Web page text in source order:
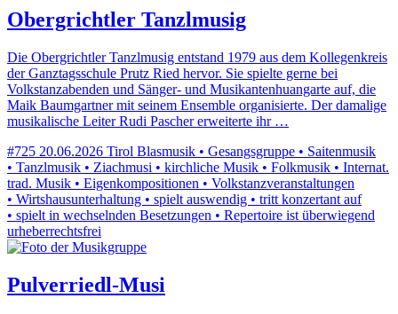
Obergrichtler Tanzlmusig
Die Obergrichtler Tanzlmusig entstand 1979 aus dem Kollegenkreis
der Ganztagsschule Prutz Ried hervor. Sie spielte gerne bei
Volkstanzabenden und Sänger- und Musikantenhuangarte auf, die
Maik Baumgartner mit seinem Ensemble organisierte. Der damalige
musikalische Leiter Rudi Pascher erweiterte ihr …
#725 20.06.2026 Tirol Blasmusik • Gesangsgruppe • Saitenmusik
• Tanzlmusik • Ziachmusi • kirchliche Musik • Folkmusik • Internat.
trad. Musik • Eigenkompositionen • Volkstanzveranstaltungen
• Wirtshausunterhaltung • spielt auswendig • tritt konzertant auf
• spielt in wechselnden Besetzungen • Repertoire ist überwiegend
urheberrechtsfrei
Pulverriedl-Musi